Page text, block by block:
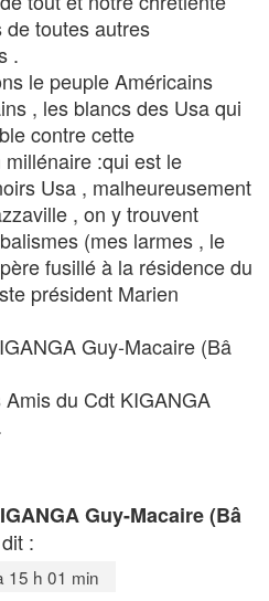
toutes autres
.
le peuple Américains
, les blancs des Usa qui
contre cette
:qui est le
Usa , malheureusement
, on y trouvent
(mes larmes , le
fusillé à la résidence du
président Marien
Guy-Macaire (Bâ
du Cdt KIGANGA
Guy-Macaire (Bâ
dit :
15 h 01 min